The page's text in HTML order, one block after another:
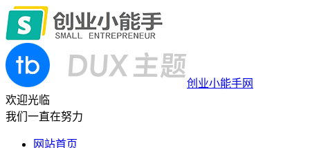
创业小能手网
欢迎光临
我们一直在努力
网站首页